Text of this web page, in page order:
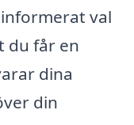
val
du får en
dina
din